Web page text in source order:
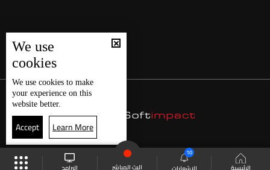
10
البث المباشر
We use
cookies
We use cookies to make
your experience on this
website better.
Accept Learn More